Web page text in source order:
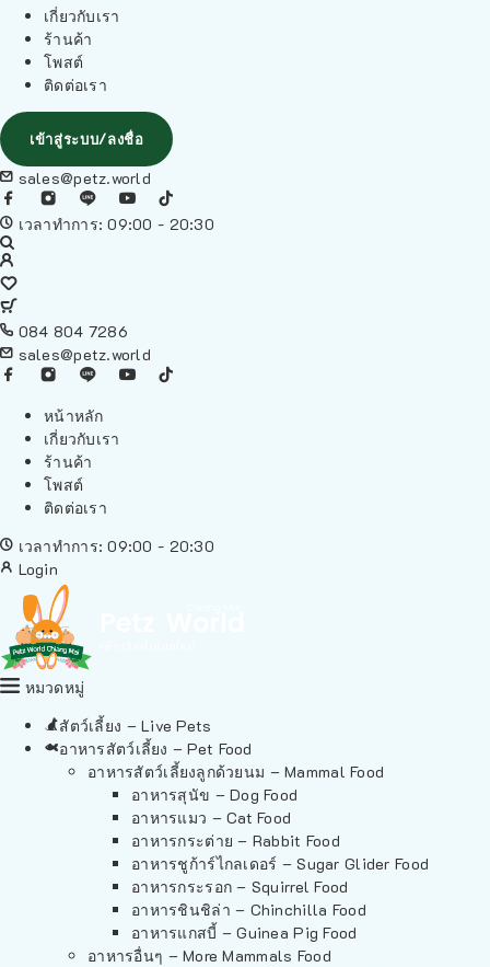
เกี่ยวกับเรา
ร้านค้า
โพสต์
ติดต่อเรา
เข้าสู่ระบบ/ลงชื่อ
sales@petz.world
เวลาทำการ: 09:00 - 20:30
084 804 7286
sales@petz.world
หน้าหลัก
เกี่ยวกับเรา
ร้านค้า
โพสต์
ติดต่อเรา
เวลาทำการ: 09:00 - 20:30
Login
หมวดหมู่
สัตว์เลี้ยง – Live Pets
อาหารสัตว์เลี้ยง – Pet Food
อาหารสัตว์เลี้ยงลูกด้วยนม – Mammal Food
อาหารสุนัข – Dog Food
อาหารแมว – Cat Food
อาหารกระต่าย – Rabbit Food
อาหารชูก้าร์ไกลเดอร์ – Sugar Glider Food
อาหารกระรอก – Squirrel Food
อาหารชินชิล่า – Chinchilla Food
อาหารแกสบี้ – Guinea Pig Food
อาหารอื่นๆ – More Mammals Food